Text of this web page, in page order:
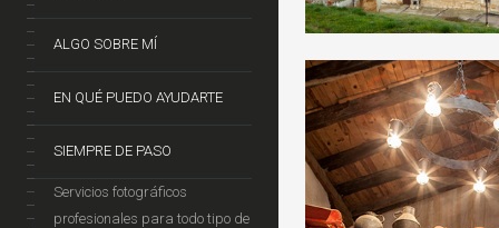
ALGO SOBRE MÍ
EN QUÉ PUEDO AYUDARTE
SIEMPRE DE PASO
Servicios fotográficos
profesionales para todo tipo de